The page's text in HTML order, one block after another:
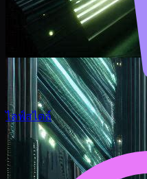
ไลฟ์สไตล์